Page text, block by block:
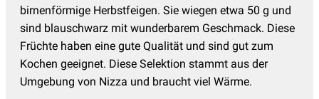
birnenförmige Herbstfeigen. Sie wiegen etwa 50 g und
sind blauschwarz mit wunderbarem Geschmack. Diese
Früchte haben eine gute Qualität und sind gut zum
Kochen geeignet. Diese Selektion stammt aus der
Umgebung von Nizza und braucht viel Wärme.